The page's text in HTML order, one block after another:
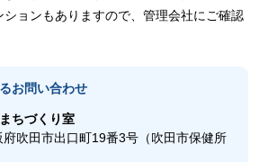
ョンもありますので、管理会社にご確認
お問い合わせ
ちづくり室
吹田市出口町19番3号（吹田市保健所